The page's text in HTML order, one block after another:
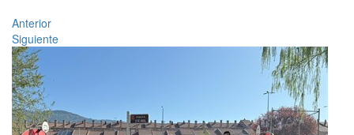
Anterior
Siguiente